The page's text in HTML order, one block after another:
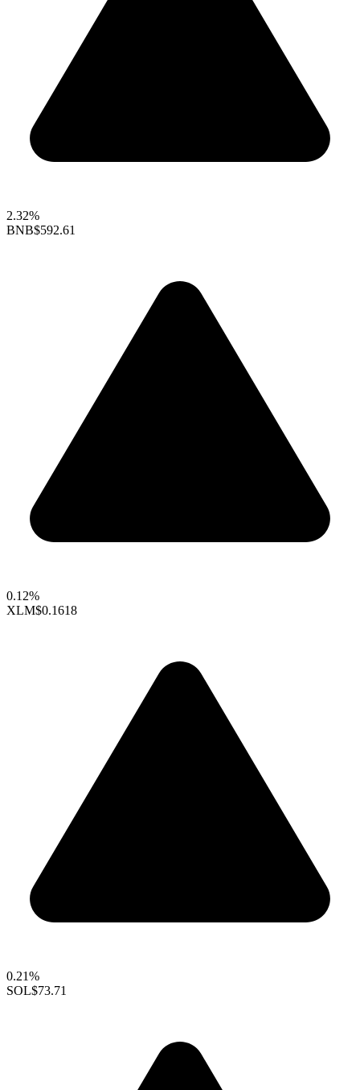
2.32%
BNB$592.61
0.12%
XLM$0.1618
0.21%
SOL$73.71